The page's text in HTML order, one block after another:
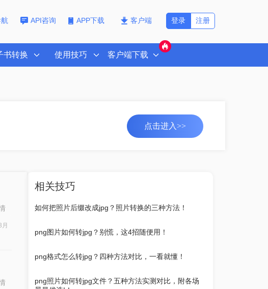
API咨询 APP下载 客户端 注册
登录
书转换 使用技巧 客户端下载
点击进入>>
相关技巧
如何把照片后缀改成jpg？照片转换的三种方法！
png图片如何转jpg？别慌，这4招随便用！
png格式怎么转jpg？四种方法对比，一看就懂！
png照片如何转jpg文件？五种方法实测对比，附各场